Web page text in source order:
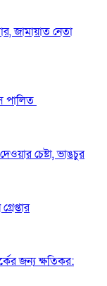
জামায়াত নেতা
পালিত
চেষ্টা, ভাঙচুর
জন্য ক্ষতিকর: